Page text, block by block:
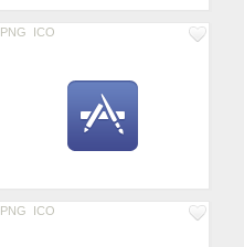
PNG ICO
PNG ICO